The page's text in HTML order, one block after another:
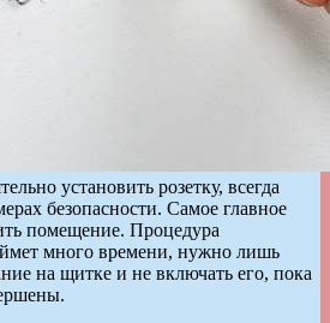
установить розетку, всегда
безопасности. Самое главное
помещение. Процедура
много времени, нужно лишь
на щитке и не включать его, пока